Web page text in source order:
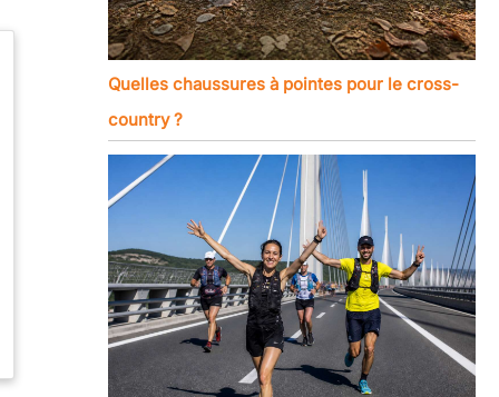
Quelles chaussures à pointes pour le cross-
country ?